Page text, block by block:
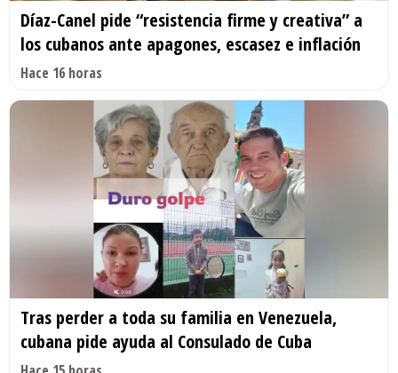
Díaz-Canel pide “resistencia firme y creativa” a
los cubanos ante apagones, escasez e inflación
Hace 16 horas
Tras perder a toda su familia en Venezuela,
cubana pide ayuda al Consulado de Cuba